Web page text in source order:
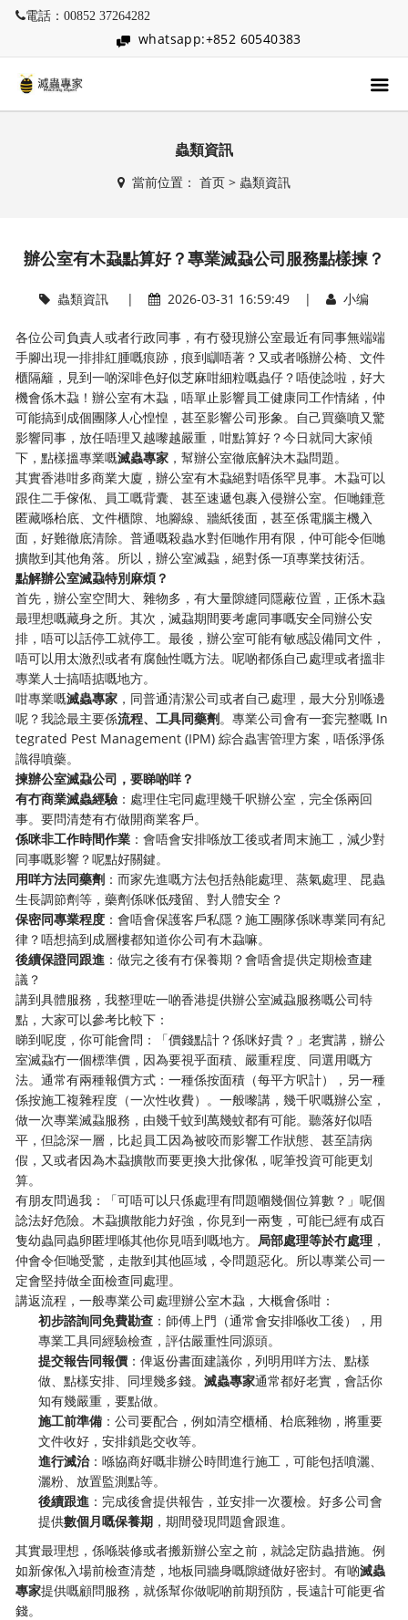
電話：00852 37264282
whatsapp:+852 60540383
蟲類資訊
當前位置： 首页> 蟲類資訊
辦公室有木蝨點算好？專業滅蝨公司服務點樣揀？
蟲類資訊| 2026-03-31 16:59:49 | 小编
各位公司負責人或者行政同事，有冇發現辦公室最近有同事無端端
手腳出現一排排紅腫嘅痕跡，痕到瞓唔著？又或者喺辦公椅、文件
櫃隔籬，見到一啲深啡色好似芝麻咁細粒嘅蟲仔？唔使諗啦，好大
機會係木蝨！辦公室有木蝨，唔單止影響員工健康同工作情緒，仲
可能搞到成個團隊人心惶惶，甚至影響公司形象。自己買藥噴又驚
影響同事，放任唔理又越嚟越嚴重，咁點算好？今日就同大家傾
下，點樣搵專業嘅滅蟲專家 ，幫辦公室徹底解決木蝨問題。
其實香港咁多商業大廈，辦公室有木蝨絕對唔係罕見事。木蝨可以
跟住二手傢俬、員工嘅背囊、甚至速遞包裹入侵辦公室。佢哋鍾意
匿藏喺枱底、文件櫃隙、地腳線、牆紙後面，甚至係電腦主機入
面，好難徹底清除。普通嘅殺蟲水對佢哋作用有限，仲可能令佢哋
擴散到其他角落。所以，辦公室滅蝨，絕對係一項專業技術活。
點解辦公室滅蝨特別麻煩？
首先，辦公室空間大、雜物多，有大量隙縫同隱蔽位置，正係木蝨
最理想嘅藏身之所。其次，滅蝨期間要考慮同事嘅安全同辦公安
排，唔可以話停工就停工。最後，辦公室可能有敏感設備同文件，
唔可以用太激烈或者有腐蝕性嘅方法。呢啲都係自己處理或者搵非
專業人士搞唔掂嘅地方。
咁專業嘅滅蟲專家 ，同普通清潔公司或者自己處理，最大分別喺邊
呢？我諗最主要係流程、工具同藥劑。專業公司會有一套完整嘅 In
tegrated Pest Management (IPM) 綜合蟲害管理方案，唔係淨係
識得噴藥。
揀辦公室滅蝨公司，要睇啲咩？
有冇商業滅蟲經驗 ：處理住宅同處理幾千呎辦公室，完全係兩回
事。要問清楚有冇做開商業客戶。
係咪非工作時間作業 ：會唔會安排喺放工後或者周末施工，減少對
同事嘅影響？呢點好關鍵。
用咩方法同藥劑 ：而家先進嘅方法包括熱能處理、蒸氣處理、昆蟲
生長調節劑等，藥劑係咪低殘留、對人體安全？
保密同專業程度 ：會唔會保護客戶私隱？施工團隊係咪專業同有紀
律？唔想搞到成層樓都知道你公司有木蝨嘛。
後續保證同跟進 ：做完之後有冇保養期？會唔會提供定期檢查建
議？
講到具體服務，我整理咗一啲香港提供辦公室滅蝨服務嘅公司特
點，大家可以參考比較下：
睇到呢度，你可能會問：「價錢點計？係咪好貴？」老實講，辦公
室滅蝨冇一個標準價，因為要視乎面積、嚴重程度、同選用嘅方
法。通常有兩種報價方式：一種係按面積（每平方呎計），另一種
係按施工複雜程度（一次性收費）。一般嚟講，幾千呎嘅辦公室，
做一次專業滅蝨服務，由幾千蚊到萬幾蚊都有可能。聽落好似唔
平，但諗深一層，比起員工因為被咬而影響工作狀態、甚至請病
假，又或者因為木蝨擴散而要更換大批傢俬，呢筆投資可能更划
算。
有朋友問過我：「可唔可以只係處理有問題嗰幾個位算數？」呢個
諗法好危險。木蝨擴散能力好強，你見到一兩隻，可能已經有成百
隻幼蟲同蟲卵匿埋喺其他你見唔到嘅地方。 局部處理等於冇處理 ，
仲會令佢哋受驚，走散到其他區域，令問題惡化。所以專業公司一
定會堅持做全面檢查同處理。
講返流程，一般專業公司處理辦公室木蝨，大概會係咁：
初步諮詢同免費勘查 ：師傅上門（通常會安排喺收工後），用
專業工具同經驗檢查，評估嚴重性同源頭。
提交報告同報價 ：俾返份書面建議你，列明用咩方法、點樣
做、點樣安排、同埋幾多錢。滅蟲專家通常都好老實，會話你
知有幾嚴重，要點做。
施工前準備 ：公司要配合，例如清空櫃桶、枱底雜物，將重要
文件收好，安排鎖匙交收等。
進行滅治：喺協商好嘅非辦公時間進行施工，可能包括噴灑、
灑粉、放置監測點等。
後續跟進 ：完成後會提供報告，並安排一次覆檢。好多公司會
提供數個月嘅保養期 ，期間發現問題會跟進。
其實最理想，係喺裝修或者搬新辦公室之前，就諗定防蟲措施。例
如新傢俬入場前檢查清楚，地板同牆身嘅隙縫做好密封。有啲滅蟲
專家提供嘅顧問服務，就係幫你做呢啲前期預防，長遠計可能更省
錢。